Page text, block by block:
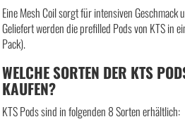
Eine Mesh Coil sorgt für intensiven Geschmack
Geliefert werden die prefilled Pods von KTS in
Pack).
WELCHE SORTEN DER KTS
KAUFEN?
KTS Pods sind in folgenden 8 Sorten erhältlich: